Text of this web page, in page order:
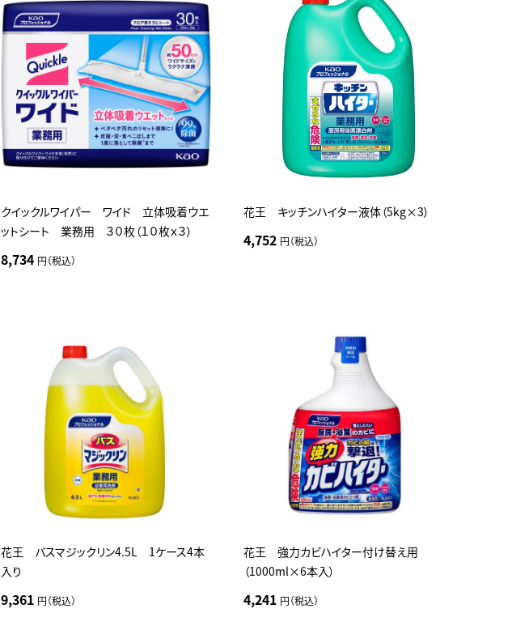
クイックルワイパー ワイド 立体吸着ウエ
ットシート 業務用 ３０枚（１０枚ｘ３）
8,734 円（税込）
花王 キッチンハイター液体（5kg×3）
4,752 円（税込）
花王 バスマジックリン4.5L 1ケース4本
入り
9,361 円（税込）
花王 強力カビハイター付け替え用
（1000ml×6本入）
4,241 円（税込）